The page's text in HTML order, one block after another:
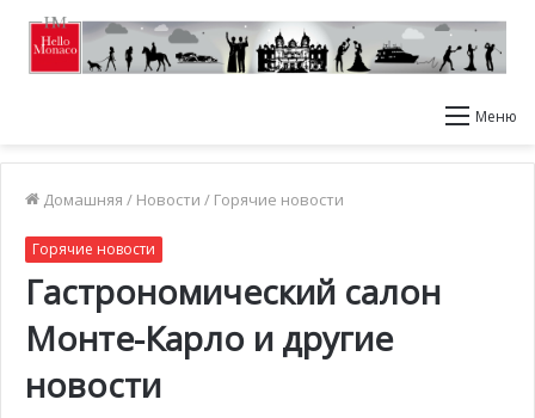
Меню
Домашняя / Новости / Горячие новости
Горячие новости
Гастрономический салон
Монте-Карло и другие
новости